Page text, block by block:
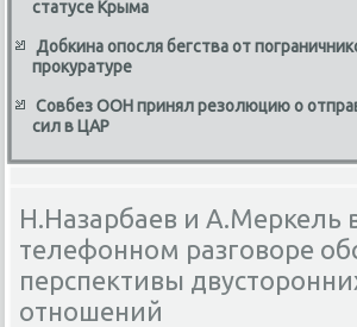
статусе Крыма
Добкина опосля бегства от
прокуратуре
Совбез ООН принял резолюцию о
сил в ЦАР
Н.Назарбаев и А.Меркель
телефонном разговоре
перспективы
отношений